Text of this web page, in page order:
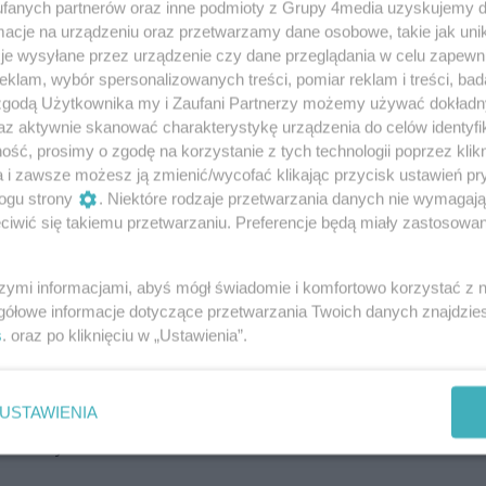
stacjonarna sprzedaż biletów na mecz 19. kolejki
Radomiakiem a Lechem Poznań, który
przy ul. Struga 63 w Radomiu.
poznał termin meczu z Lechem
Radom poznali termin meczu 19. kolejki PKO
z Lechem Poznań zagrają w sobotę, 16 grudnia.
w Poznaniu 0:2. Obejrzyjcie kulisy meczu 2.
partnerów oraz inne podmioty z Grupy 4media uzyskujemy
na urządzeniu oraz przetwarzamy dane osobowe, takie jak
wysyłane przez urządzenie czy dane przeglądania w celu
wybór spersonalizowanych treści, pomiar reklam i treści,
Użytkownika my i Zaufani Partnerzy możemy używać
aktywnie skanować charakterystykę urządzenia do celów
prosimy o zgodę na korzystanie z tych technologii poprzez
i zawsze możesz ją zmienić/wycofać klikając przycisk ustawień
strony
. Niektóre rodzaje przetwarzania danych nie
się takiemu przetwarzaniu. Preferencje będą miały
informacjami, abyś mógł świadomie i komfortowo korzystać z
informacje dotyczące przetwarzania Twoich danych
. oraz po kliknięciu w „Ustawienia”.
USTAWIENIA